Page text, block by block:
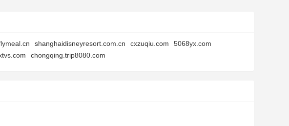
shanghaidisneyresort.com.cn cxzuqiu.com
5068yx.com
chongqing.trip8080.com